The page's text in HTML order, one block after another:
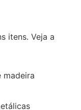
itens. Veja a
madeira